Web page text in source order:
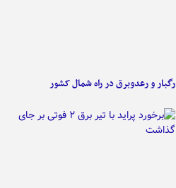
رگبار و رعدوبرق در راه شمال کشور